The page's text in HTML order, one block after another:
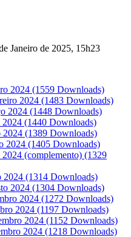
Janeiro de 2025, 15h23
2024 (1559 Downloads)
2024 (1483 Downloads)
2024 (1448 Downloads)
2024 (1440 Downloads)
2024 (1389 Downloads)
2024 (1405 Downloads)
(complemento) (1329
2024 (1314 Downloads)
2024 (1304 Downloads)
2024 (1272 Downloads)
2024 (1197 Downloads)
2024 (1152 Downloads)
2024 (1218 Downloads)